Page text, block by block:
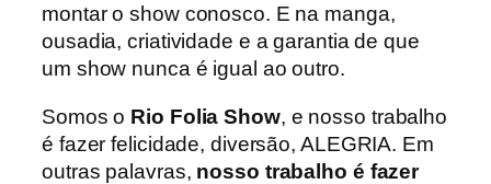
montar o show conosco. E na manga,
ousadia, criatividade e a garantia de que
um show nunca é igual ao outro.
Somos o Rio Folia Show, e nosso trabalho
é fazer felicidade, diversão, ALEGRIA. Em
outras palavras, nosso trabalho é fazer